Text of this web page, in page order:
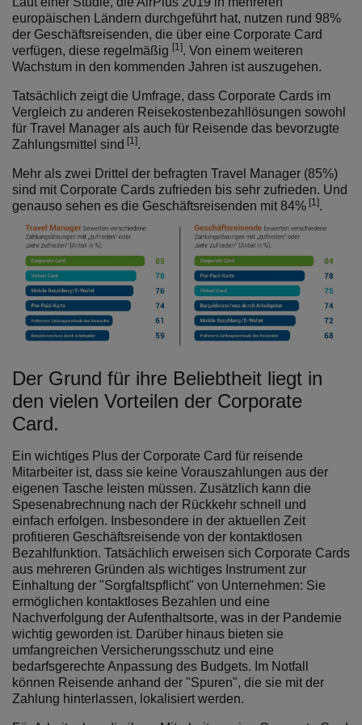
europäischen Ländern durchgeführt hat, nutzen rund 98%
der Geschäftsreisenden, die über eine Corporate Card
verfügen, diese regelmäßig [1]. Von einem weiteren
Wachstum in den kommenden Jahren ist auszugehen.
Tatsächlich zeigt die Umfrage, dass Corporate Cards im
Vergleich zu anderen Reisekostenbezahllösungen sowohl
für Travel Manager als auch für Reisende das bevorzugte
Zahlungsmittel sind [1].
Mehr als zwei Drittel der befragten Travel Manager (85%)
sind mit Corporate Cards zufrieden bis sehr zufrieden. Und
genauso sehen es die Geschäftsreisenden mit 84% [1].
Der Grund für ihre Beliebtheit liegt in
den vielen Vorteilen der Corporate
Card.
Ein wichtiges Plus der Corporate Card für reisende
Mitarbeiter ist, dass sie keine Vorauszahlungen aus der
eigenen Tasche leisten müssen. Zusätzlich kann die
Spesenabrechnung nach der Rückkehr schnell und
einfach erfolgen. Insbesondere in der aktuellen Zeit
profitieren Geschäftsreisende von der kontaktlosen
Bezahlfunktion. Tatsächlich erweisen sich Corporate Cards
aus mehreren Gründen als wichtiges Instrument zur
Einhaltung der "Sorgfaltspflicht" von Unternehmen: Sie
ermöglichen kontaktloses Bezahlen und eine
Nachverfolgung der Aufenthaltsorte, was in der Pandemie
wichtig geworden ist. Darüber hinaus bieten sie
umfangreichen Versicherungsschutz und eine
bedarfsgerechte Anpassung des Budgets. Im Notfall
können Reisende anhand der "Spuren", die sie mit der
Zahlung hinterlassen, lokalisiert werden.